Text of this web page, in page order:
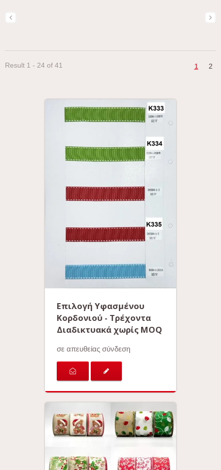
Result 1 - 24 of 41 1 2
Επιλογή Υφασμένου
Κορδονιού - Τρέχοντα
Διαδικτυακά χωρίς MOQ
σε απευθείας σύνδεση